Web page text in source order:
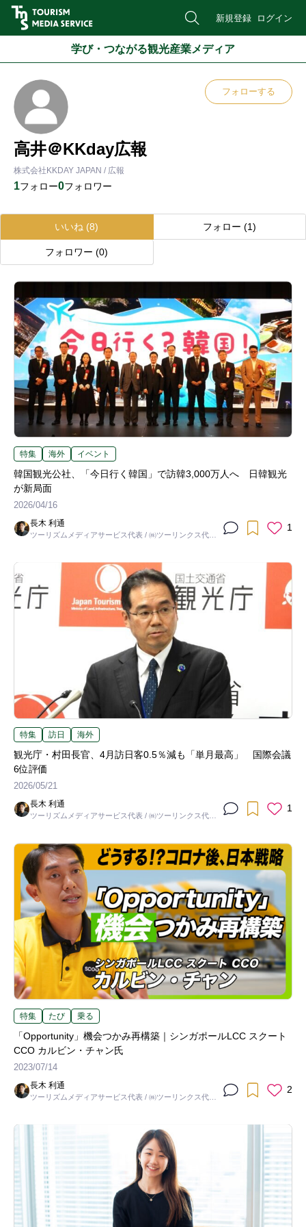
新規登録 ログイン
学び・つながる観光産業メディア
高井＠KKday広報
株式会社KKDAY JAPAN / 広報
1フォロー0フォロワー
フォローする
いいね (8) フォロー (1)
フォロワー (0)
特集 海外 イベント
韓国観光公社、「今日行く韓国」で訪韓3,000万人へ 日韓観光
が新局面
2026/04/16
長木 利通
ツーリズムメディアサービス代表 / ㈱ツーリンクス代表
1
特集 訪日 海外
観光庁・村田長官、4月訪日客0.5％減も「単月最高」 国際会議
6位評価
2026/05/21
長木 利通
ツーリズムメディアサービス代表 / ㈱ツーリンクス代表
1
特集 たび 乗る
「Opportunity」機会つかみ再構築｜シンガポールLCC スクート
CCO カルビン・チャン氏
2023/07/14
長木 利通
ツーリズムメディアサービス代表 / ㈱ツーリンクス代表
2